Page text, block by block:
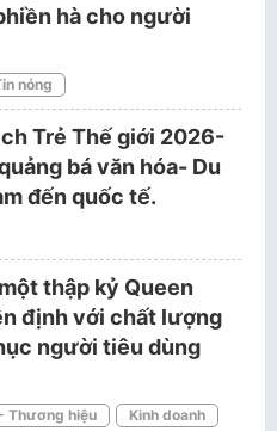
hà cho người
nóng
Trẻ Thế giới 2026-
bá văn hóa- Du
đến quốc tế.
thập kỷ Queen
định với chất lượng
người tiêu dùng
Thương hiệu Kinh doanh